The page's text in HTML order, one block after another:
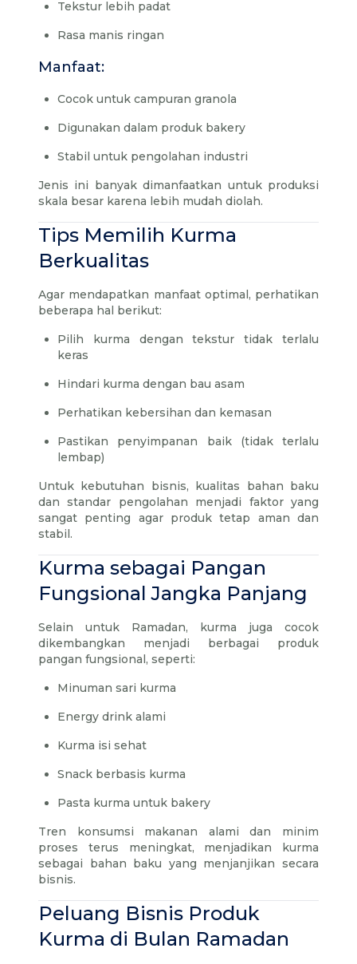
Tekstur lebih padat
Rasa manis ringan
Manfaat:
Cocok untuk campuran granola
Digunakan dalam produk bakery
Stabil untuk pengolahan industri
Jenis ini banyak dimanfaatkan untuk produksi
skala besar karena lebih mudah diolah.
Tips Memilih Kurma
Berkualitas
Agar mendapatkan manfaat optimal, perhatikan
beberapa hal berikut:
Pilih kurma dengan tekstur tidak terlalu
keras
Hindari kurma dengan bau asam
Perhatikan kebersihan dan kemasan
Pastikan penyimpanan baik (tidak terlalu
lembap)
Untuk kebutuhan bisnis, kualitas bahan baku
dan standar pengolahan menjadi faktor yang
sangat penting agar produk tetap aman dan
stabil.
Kurma sebagai Pangan
Fungsional Jangka Panjang
Selain untuk Ramadan, kurma juga cocok
dikembangkan menjadi berbagai produk
pangan fungsional, seperti:
Minuman sari kurma
Energy drink alami
Kurma isi sehat
Snack berbasis kurma
Pasta kurma untuk bakery
Tren konsumsi makanan alami dan minim
proses terus meningkat, menjadikan kurma
sebagai bahan baku yang menjanjikan secara
bisnis.
Peluang Bisnis Produk
Kurma di Bulan Ramadan